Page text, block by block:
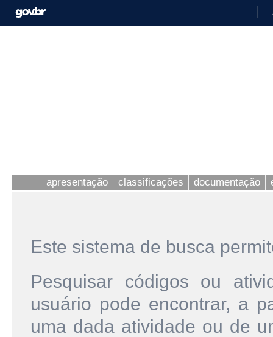
apresentação classificações documentação
Este sistema de busca
Pesquisar códigos ou
usuário pode encontrar, a
uma dada atividade ou de